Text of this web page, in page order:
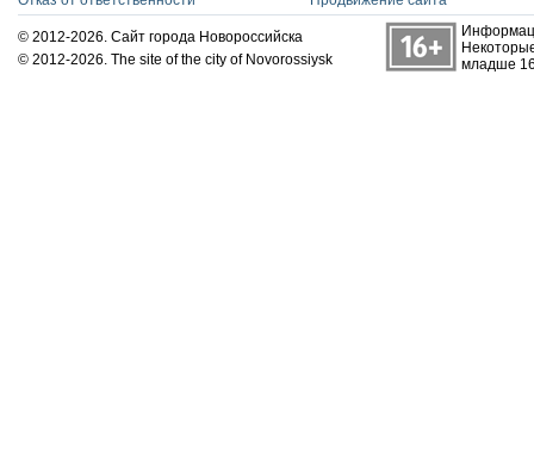
© 2012-2026. Сайт города Новороссийска
© 2012-2026. The site of the city of Novorossiysk
младше